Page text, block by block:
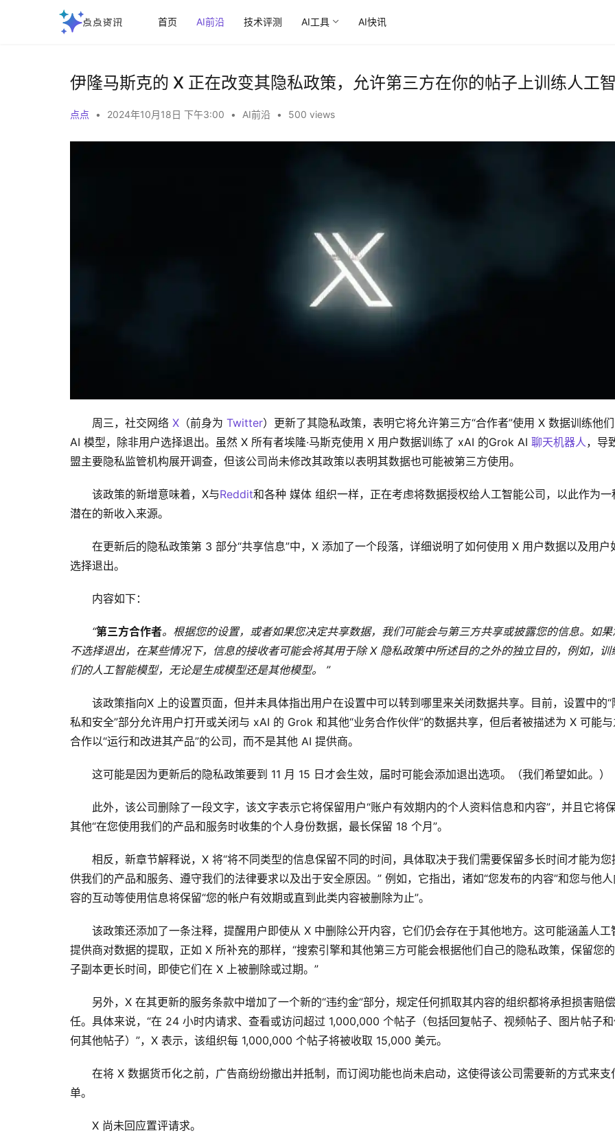
首页 AI前沿 技术评测 AI工具 AI快讯
伊隆马斯克的 X 正在改变其隐私政策，允许第三方在你的帖子上训练人工
点点 • 2024年10月18日 下午3:00 • AI前沿 • 500 views
周三，社交网络 X （前身为 Twitter）更新了其隐私政策，表明它将允许第三方“合作者”使用 X 数据训练他
AI 模型，除非用户选择退出。虽然 X 所有者埃隆·马斯克使用 X 用户数据训练了 xAI 的Grok AI 聊天机器人 ，导
盟主要隐私监管机构展开调查，但该公司尚未修改其政策以表明其数据也可能被第三方使用。
该政策的新增意味着，X与Reddit和各种 媒体 组织一样，正在考虑将数据授权给人工智能公司，以此作为一
潜在的新收入来源。
在更新后的隐私政策第 3 部分“共享信息”中，X 添加了一个段落，详细说明了如何使用 X 用户数据以及用户
选择退出。
内容如下：
“第三方合作者。根据您的设置，或者如果您决定共享数据，我们可能会与第三方共享或披露您的信息。如果
不选择退出，在某些情况下，信息的接收者可能会将其用于除 X 隐私政策中所述目的之外的独立目的，例如，训
们的人工智能模型，无论是生成模型还是其他模型。 ”
该政策指向X 上的设置页面，但并未具体指出用户在设置中可以转到哪里来关闭数据共享。目前，设置中的“
私和安全”部分允许用户打开或关闭与 xAI 的 Grok 和其他“业务合作伙伴”的数据共享，但后者被描述为 X 可能与
合作以“运行和改进其产品”的公司，而不是其他 AI 提供商。
这可能是因为更新后的隐私政策要到 11 月 15 日才会生效，届时可能会添加退出选项。（我们希望如此。）
此外，该公司删除了一段文字，该文字表示它将保留用户“账户有效期内的个人资料信息和内容”，并且它将
其他“在您使用我们的产品和服务时收集的个人身份数据，最长保留 18 个月”。
相反，新章节解释说，X 将“将不同类型的信息保留不同的时间，具体取决于我们需要保留多长时间才能为您
供我们的产品和服务、遵守我们的法律要求以及出于安全原因。” 例如，它指出，诸如“您发布的内容”和您与他人
容的互动等使用信息将保留“您的帐户有效期或直到此类内容被删除为止”。
该政策还添加了一条注释，提醒用户即使从 X 中删除公开内容，它们仍会存在于其他地方。这可能涵盖人工
提供商对数据的提取，正如 X 所补充的那样，“搜索引擎和其他第三方可能会根据他们自己的隐私政策，保留您
子副本更长时间，即使它们在 X 上被删除或过期。”
另外，X 在其更新的服务条款中增加了一个新的“违约金”部分，规定任何抓取其内容的组织都将承担损害赔
任。具体来说，“在 24 小时内请求、查看或访问超过 1,000,000 个帖子（包括回复帖子、视频帖子、图片帖子
何其他帖子）”，X 表示，该组织每 1,000,000 个帖子将被收取 15,000 美元。
在将 X 数据货币化之前，广告商纷纷撤出并抵制，而订阅功能也尚未启动，这使得该公司需要新的方式来支
单。
X 尚未回应置评请求。